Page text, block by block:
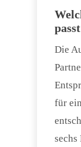
Die
für
sechs